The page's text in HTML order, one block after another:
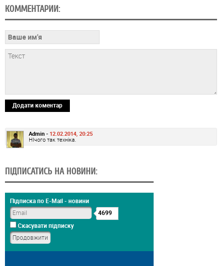
КОММЕНТАРИИ:
Додати коментар
Admin - 12.02.2014, 20:25
НІчого так техніка.
ПІДПИСАТИСЬ НА НОВИНИ:
Підписка по E-Mail - новини
4699
Скасувати підписку